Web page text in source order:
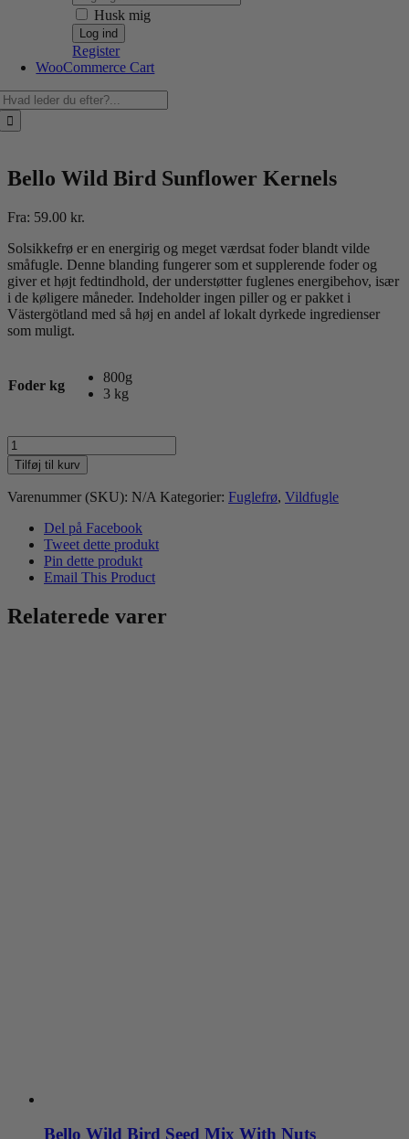
Husk mig
Register
WooCommerce Cart
Bello Wild Bird Sunflower Kernels
Fra: 59.00 kr.
Solsikkefrø er en energirig og meget værdsat foder blandt vilde
småfugle. Denne blanding fungerer som et supplerende foder og
giver et højt fedtindhold, der understøtter fuglenes energibehov, især
i de køligere måneder. Indeholder ingen piller og er pakket i
Västergötland med så høj en andel af lokalt dyrkede ingredienser
som muligt.
Foder kg
800g
3 kg
Bello
Wild
Bird
Sunflower
antal
Tilføj til kurv
Varenummer (SKU): N/A Kategorier: Fuglefrø, Vildfugle
Del på Facebook
Tweet dette produkt
Pin dette produkt
Email This Product
Relaterede varer
Bello Wild Bird Seed Mix With Nuts